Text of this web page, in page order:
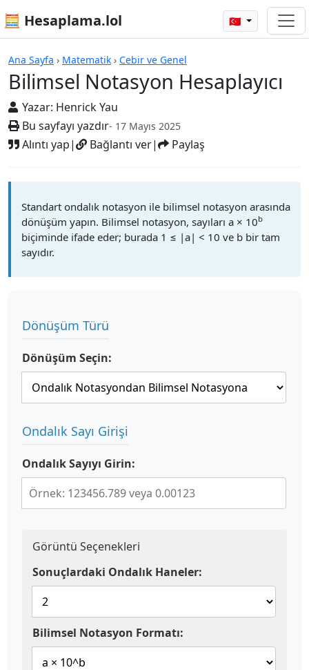
🧮 Hesaplama.lol 🇹🇷
Ana Sayfa › Matematik › Cebir ve Genel
Bilimsel Notasyon Hesaplayıcı
Yazar: Henrick Yau
Bu sayfayı yazdır- 17 Mayıs 2025
Alıntı yap| Bağlantı ver| Paylaş
Hesap Makineleri
Standart ondalık notasyon ile bilimsel notasyon arasında
dönüşüm yapın. Bilimsel notasyon, sayıları a × 10b
biçiminde ifade eder; burada 1 ≤ |a| < 10 ve b bir tam
sayıdır.
Dönüşüm Türü
Dönüşüm Seçin:
Ondalık Sayı Girişi
Ondalık Sayıyı Girin:
Görüntü Seçenekleri
Sonuçlardaki Ondalık Haneler:
Bilimsel Notasyon Formatı: